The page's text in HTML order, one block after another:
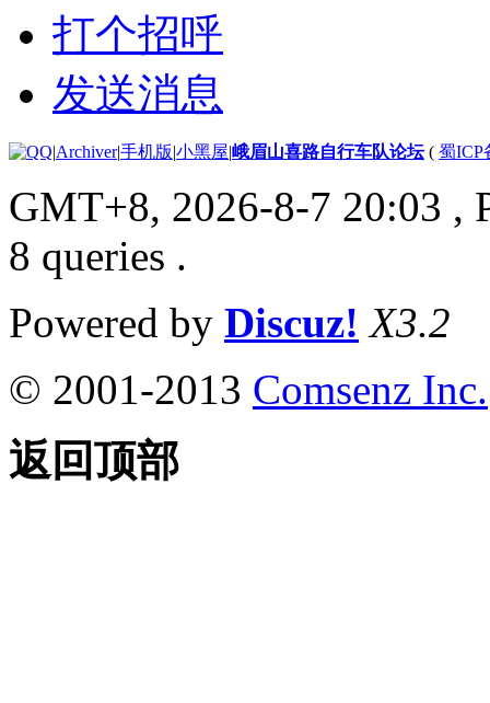
打个招呼
发送消息
|Archiver|手机版|小黑屋|峨眉山喜路自行车队论坛( 蜀ICP
GMT+8, 2026-8-7 20:03 ,
8 queries .
Powered by Discuz! X3.2
© 2001-2013 Comsenz Inc.
返回顶部